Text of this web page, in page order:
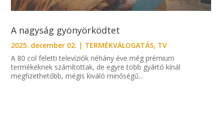
A nagyság gyönyörködtet
2025. december 02. | TERMÉKVÁLOGATÁS, TV
A 80 col feletti televíziók néhány éve még prémium
termékeknek számítottak, de egyre több gyártó kínál
megfizethetőbb, mégis kiváló minőségű...